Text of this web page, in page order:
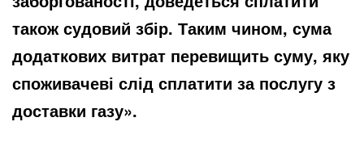
також судовий збір. Таким чином, сума
додаткових витрат перевищить суму, яку
споживачеві слід сплатити за послугу з
доставки газу».